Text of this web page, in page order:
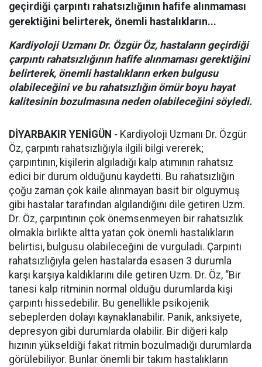
geçirdiği çarpıntı rahatsızlığının hafife alınmaması
gerektiğini belirterek, önemli hastalıkların...
Kardiyoloji Uzmanı Dr. Özgür Öz, hastaların geçirdiği
çarpıntı rahatsızlığının hafife alınmaması gerektiğini
belirterek, önemli hastalıkların erken bulgusu
olabileceğini ve bu rahatsızlığın ömür boyu hayat
kalitesinin bozulmasına neden olabileceğini söyledi.
DİYARBAKIR YENİGÜN - Kardiyoloji Uzmanı Dr. Özgür
Öz, çarpıntı rahatsızlığıyla ilgili bilgi vererek;
çarpıntının, kişilerin algıladığı kalp atımının rahatsız
edici bir durum olduğunu kaydetti. Bu rahatsızlığın
çoğu zaman çok kaile alınmayan basit bir olguymuş
gibi hastalar tarafından algılandığını dile getiren Uzm.
Dr. Öz, çarpıntının çok önemsenmeyen bir rahatsızlık
olmakla birlikte altta yatan çok önemli hastalıkların
belirtisi, bulgusu olabileceğini de vurguladı. Çarpıntı
rahatsızlığıyla gelen hastalarda esasen 3 durumla
karşı karşıya kaldıklarını dile getiren Uzm. Dr. Öz, “Bir
tanesi kalp ritminin normal olduğu durumlarda kişi
çarpıntı hissedebilir. Bu genellikle psikojenik
sebeplerden dolayı kaynaklanabilir. Panik, anksiyete,
depresyon gibi durumlarda olabilir. Bir diğeri kalp
hızının yükseldiği fakat ritmin bozulmadığı durumlarda
görülebiliyor. Bunlar önemli bir takım hastalıkların